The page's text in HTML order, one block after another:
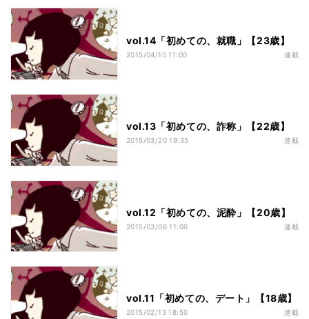
vol.14「初めての、就職」【23歳】
2015/04/10 11:00 連載
vol.13「初めての、詐称」【22歳】
2015/03/20 19:35 連載
vol.12「初めての、泥酔」【20歳】
2015/03/06 11:00 連載
vol.11「初めての、デート」【18歳】
2015/02/13 18:50 連載